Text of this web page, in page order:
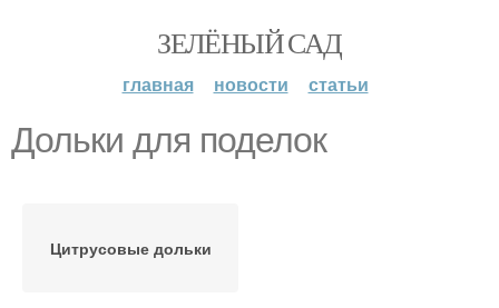
ЗЕЛЁНЫЙ САД
главная новости статьи
Дольки для поделок
Цитрусовые дольки